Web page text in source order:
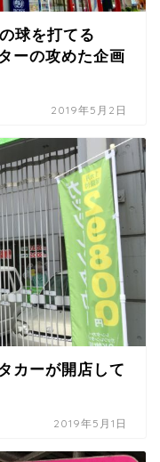
球を打てる
ーの攻めた企画
2019年5月2日
カーが開店して
2019年5月1日